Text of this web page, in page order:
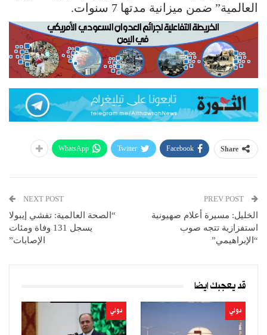
العالمية” ضمن ميزانية مدتها 7 سنوات.
Share
Facebook
Twitter
WhatsApp
الخليل: مسيرة أعلام صهيونية
استفزازية تتجه صوب
“الإبراهيمي”
NEXT POST
“الصحة العالمية: تفشي إيبولا
يسجل 131 وفاة ومئات
الإصابات”
قد يعجبك ايضا
دولي دولي